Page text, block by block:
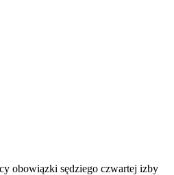
obowiązki sędziego czwartej izby